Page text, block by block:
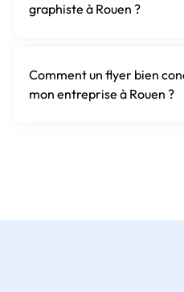
graphiste à Rouen ?
Comment un flyer bien
mon entreprise à Rouen ?